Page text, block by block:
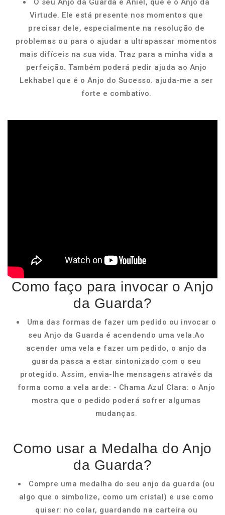
O seu Anjo da Guarda é Aniel, que é o Anjo da
Virtude. Ele está presente nos momentos que
precisar dele, especialmente na resolução de
problemas ou para o ajudar a ultrapassar momentos
mais difíceis na sua vida. Traz para a minha vida a
perfeição. Também poderá pedir ajuda ao Anjo
Lekhabel que é o Anjo do Sucesso. ajuda-me a ser
forte e combativo.
Como faço para invocar o Anjo
da Guarda?
Uma das formas de fazer um pedido ou invocar o
seu Anjo da Guarda é acendendo uma vela.Ao
acender uma vela e fazer um pedido, o anjo da
guarda passa a estar sintonizado com o seu
protegido. Assim, envia-lhe mensagens através da
forma como a vela arde: - Chama Azul Clara: o Anjo
mostra que o pedido poderá sofrer algumas
mudanças.
Como usar a Medalha do Anjo
da Guarda?
Compre uma medalha do seu anjo da guarda (ou
algo que o simbolize, como um cristal) e use como
quiser: no colar, guardando na carteira ou